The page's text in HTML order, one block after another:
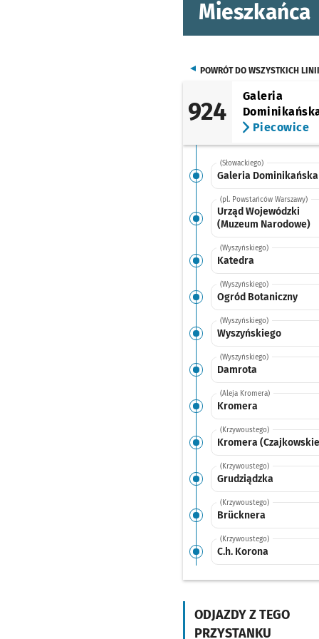
Mieszkańca
POWRÓT DO WSZYSTKICH LINII
924
Galeria
Piecowice
(Słowackiego)
Galeria Dominikańska
(pl. Powstańców Warszawy)
Urząd Wojewódzki
(Muzeum Narodowe)
(Wyszyńskiego)
Katedra
(Wyszyńskiego)
Ogród Botaniczny
(Wyszyńskiego)
Wyszyńskiego
(Wyszyńskiego)
Damrota
(Aleja Kromera)
Kromera
(Krzywoustego)
Kromera
(Krzywoustego)
Grudziądzka
(Krzywoustego)
Brücknera
(Krzywoustego)
C.h. Korona
(Krzywoustego)
ODJAZDY Z TEGO
PRZYSTANKU